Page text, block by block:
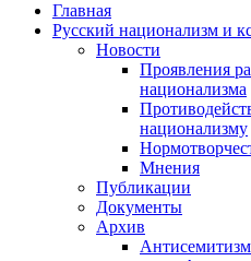
Главная
Русский национализм и
Новости
Проявления
национализма
национализму
Мнения
Публикации
Документы
Архив